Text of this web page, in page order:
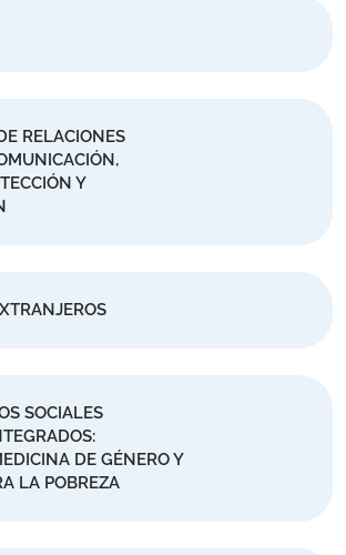
RELACIONES
Y
SOCIALES
DE GÉNERO Y
LA POBREZA